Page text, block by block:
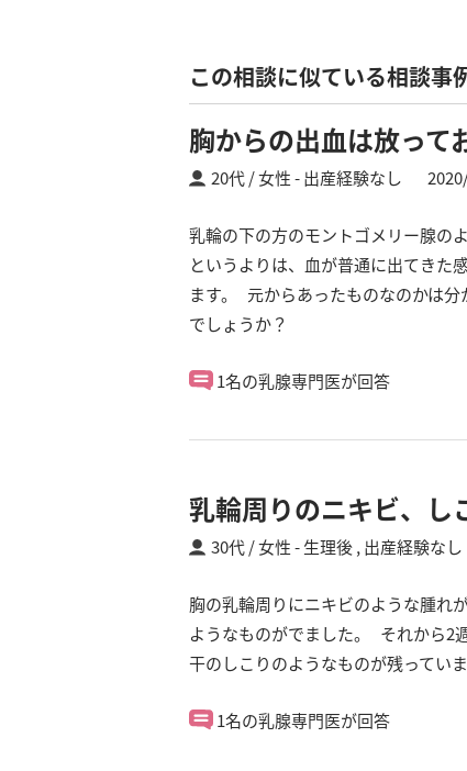
この相談に似ている相談事
胸からの出血は放って
20代 / 女性 出産経験なし
乳輪の下の方のモントゴメリー腺の
というよりは、血が普通に出てきた
ます。 元からあったものなのかは
でしょうか？
1名の乳腺専門医が回答
乳輪周りのニキビ、し
30代 / 女性 生理後 , 出産経験なし
胸の乳輪周りにニキビのような腫れ
ようなものがでました。 それから2
干のしこりのようなものが残ってい
1名の乳腺専門医が回答